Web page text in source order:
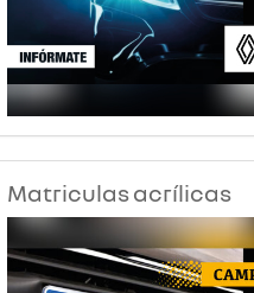
Matriculas acrílicas